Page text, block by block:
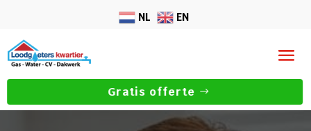
NL EN
Gratis offerte